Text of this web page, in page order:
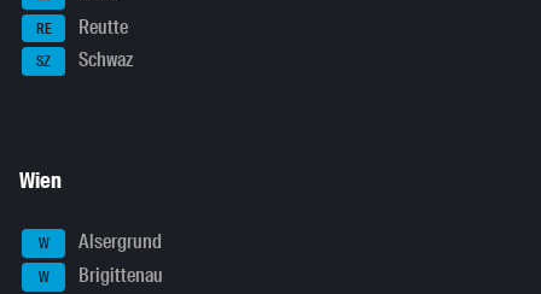
RE Reutte
SZ Schwaz
Wien
W Alsergrund
W Brigittenau